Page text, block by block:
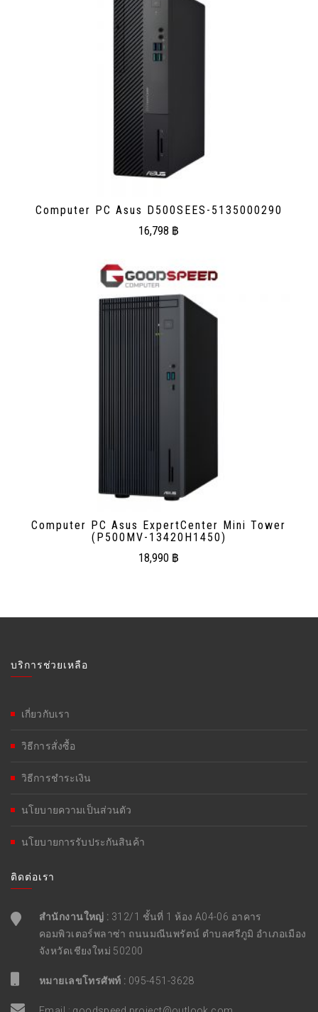
Computer PC Asus D500SEES-5135000290
16,798 ฿
Computer PC Asus ExpertCenter Mini Tower
(P500MV-13420H1450)
18,990 ฿
บริการช่วยเหลือ
เกี่ยวกับเรา
วิธีการสั่งซื้อ
วิธีการชำระเงิน
นโยบายความเป็นส่วนตัว
นโยบายการรับประกันสินค้า
ติดต่อเรา
สำนักงานใหญ่ : 312/1 ชั้นที่ 1 ห้อง A04-06 อาคาร
คอมพิวเตอร์พลาซ่า ถนนมณีนพรัตน์ ตำบลศรีภูมิ อำเภอเมือง
จังหวัดเชียงใหม่ 50200
หมายเลขโทรศัพท์ : 095-451-3628